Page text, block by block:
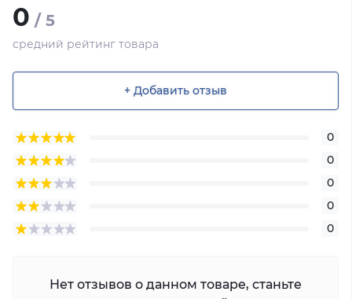
0 / 5
средний рейтинг товара
+ Добавить отзыв
0
0
0
0
0
Нет отзывов о данном товаре, станьте